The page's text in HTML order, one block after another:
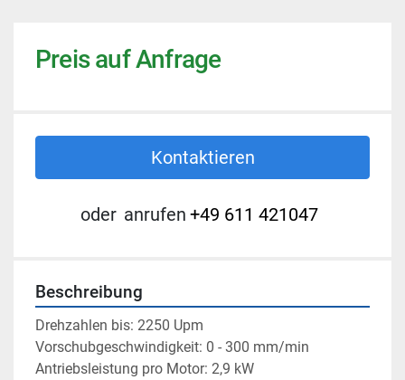
Preis auf Anfrage
Kontaktieren
oder anrufen +49 611 421047
Beschreibung
Drehzahlen bis: 2250 Upm
Vorschubgeschwindigkeit: 0 - 300 mm/min
Antriebsleistung pro Motor: 2,9 kW